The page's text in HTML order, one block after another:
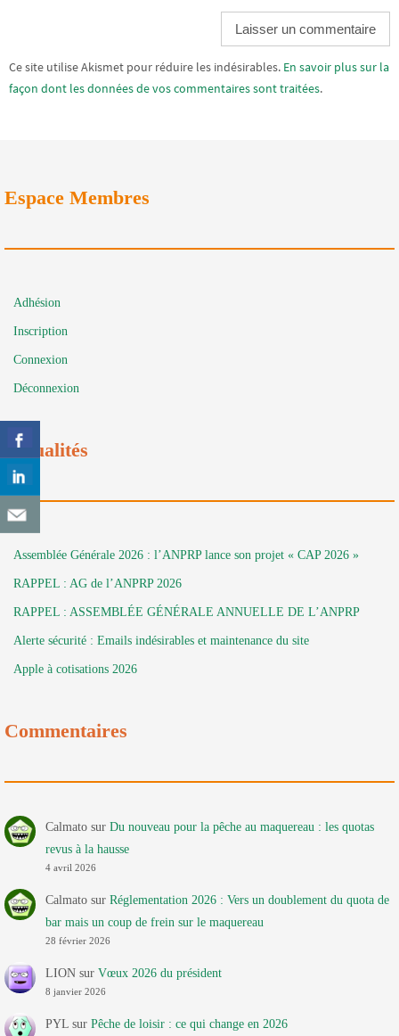
Alternative:
Ce site utilise Akismet pour réduire les indésirables. En savoir plus sur la
façon dont les données de vos commentaires sont traitées.
Espace Membres
Adhésion
Inscription
Connexion
Déconnexion
Actualités
Assemblée Générale 2026 : l’ANPRP lance son projet « CAP 2026 »
RAPPEL : AG de l’ANPRP 2026
RAPPEL : ASSEMBLÉE GÉNÉRALE ANNUELLE DE L’ANPRP
Alerte sécurité : Emails indésirables et maintenance du site
Apple à cotisations 2026
Commentaires
Calmatosur Du nouveau pour la pêche au maquereau : les quotas
revus à la hausse
4 avril 2026
Calmatosur Réglementation 2026 : Vers un doublement du quota de
bar mais un coup de frein sur le maquereau
28 février 2026
LIONsur Vœux 2026 du président
8 janvier 2026
PYLsur Pêche de loisir : ce qui change en 2026